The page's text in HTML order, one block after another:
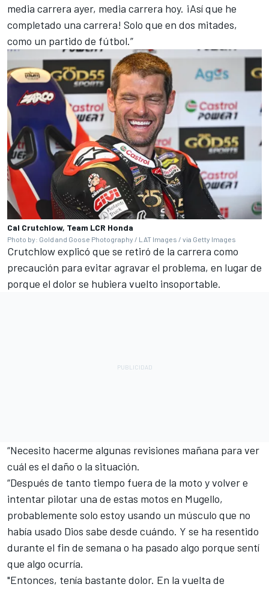
media carrera ayer, media carrera hoy. ¡Así que he
completado una carrera! Solo que en dos mitades,
como un partido de fútbol.”
Cal Crutchlow, Team LCR Honda
Photo by: Gold and Goose Photography / LAT Images / via Getty Images
Crutchlow explicó que se retiró de la carrera como
precaución para evitar agravar el problema, en lugar de
porque el dolor se hubiera vuelto insoportable.
“Necesito hacerme algunas revisiones mañana para ver
cuál es el daño o la situación.
“Después de tanto tiempo fuera de la moto y volver e
intentar pilotar una de estas motos en Mugello,
probablemente solo estoy usando un músculo que no
había usado Dios sabe desde cuándo. Y se ha resentido
durante el fin de semana o ha pasado algo porque sentí
que algo ocurría.
"Entonces, tenía bastante dolor. En la vuelta de